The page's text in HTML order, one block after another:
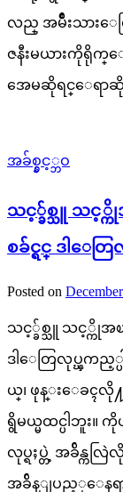
လည္ အမ်ိဳးသားေတ
ဇနီးမယားကိုရိုက္ေ
အေမဆိုရင္ေရာ
အခ်စ္နွင့္ဘဝ
သင့္ခ်စ္သူ သင့္ကို
စခ်င္ရင္ ဒါေတ
Posted on
သင့္ခ်စ္သူ သင့္ကိုအၿ
ဒါေတြလုပ္ၾကည့္ပ
ယ္၊ ဖုန္းေခၚလို
ရွိမယ္မထင္ပါဘူး
လုပ္ရႈပ္တဲ့ အခ်ိန္ကလ
အခ်ိန္ျပည့္ေနရာ